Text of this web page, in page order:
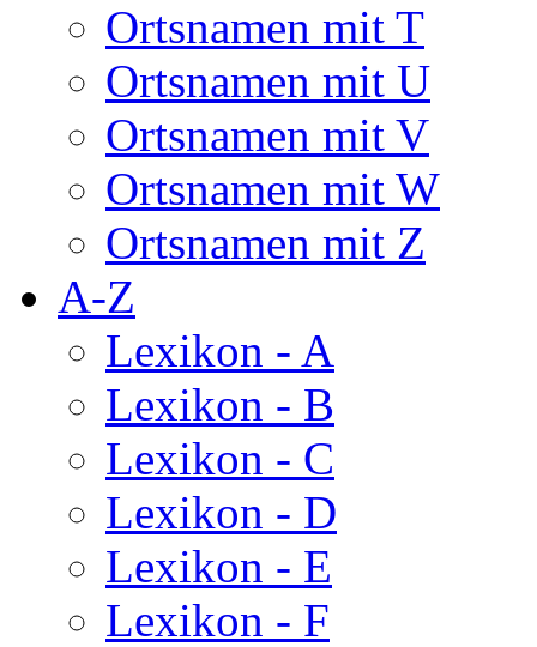
Ortsnamen mit T
Ortsnamen mit U
Ortsnamen mit V
Ortsnamen mit W
Ortsnamen mit Z
A-Z
Lexikon - A
Lexikon - B
Lexikon - C
Lexikon - D
Lexikon - E
Lexikon - F